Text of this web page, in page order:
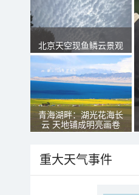
北京天空现鱼鳞云景观
青海湖畔：湖光花海长
云 天地铺成明亮画卷
重大天气事件